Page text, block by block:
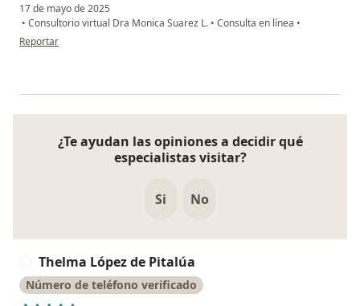
17 de mayo de 2025
• Consultorio virtual Dra Monica Suarez L. • Consulta en línea •
en opinión del usuario Maria
Reportar
¿Te ayudan las opiniones a decidir qué
especialistas visitar?
Si No
Thelma López de Pitalúa
Número de teléfono verificado